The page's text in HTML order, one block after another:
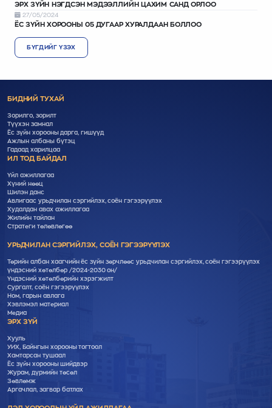
ЭРХ ЗҮЙН НЭГДСЭН МЭДЭЭЛЛИЙН ЦАХИМ САНД ОРЛОО
27/05/2024
ЁС ЗҮЙН ХОРООНЫ 05 ДУГААР ХУРАЛДААН БОЛЛОО
БҮГДИЙГ ҮЗЭХ
БИДНИЙ ТУХАЙ
Зорилго, зорилт
Түүхэн замнал
Ёс зүйн хорооны дарга, гишүүд
Ажлын албаны бүтэц
Гадаад харилцаа
ИЛ ТОД БАЙДАЛ
Үйл ажиллагаа
Хүний нөөц
Шилэн данс
Авлигаас урьдчилан сэргийлэх, соён гэгээрүүлэх
Худалдан авах ажиллагаа
Жилийн тайлан
Стратеги төлөвлөгөө
УРЬДЧИЛАН СЭРГИЙЛЭХ, СОЁН ГЭГЭЭРҮҮЛЭХ
Төрийн албан хаагчийн ёс зүйн зөрчлөөс урьдчилан сэргийлэх, соён гэгээрүүлэх
үндэсний хөтөлбөр /2024-2030 он/
Үндэсний хөтөлбөрийн хэрэгжилт
Cургалт, cоён гэгээрүүлэх
Ном, гарын авлага
Хэвлэмэл материал
Медиа
ЭРХ ЗҮЙ
Хууль
УИХ, Байнгын хорооны тогтоол
Хамтарсан тушаал
Ёс зүйн хорооны шийдвэр
Журам, дүрмийн төсөл
Зөвлөмж
Аргачлал, загвар батлах